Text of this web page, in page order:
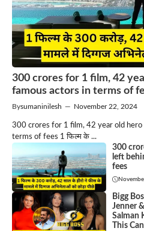
300 crores for 1 film, 42
famous actors in terms of
Bysumaninilesh — November 22, 2024
300 crores for 1 film, 42 year old
terms of fees 1 फिल्म के ...
300
left
fees
Bigg
Jenner
Salman
This